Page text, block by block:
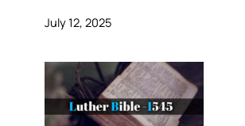
July 12, 2025